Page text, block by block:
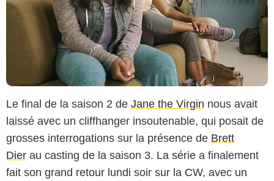
Le final de la saison 2 de Jane the Virgin nous avait
laissé avec un cliffhanger insoutenable, qui posait de
grosses interrogations sur la présence de Brett
Dier au casting de la saison 3. La série a finalement
fait son grand retour lundi soir sur la CW, avec un